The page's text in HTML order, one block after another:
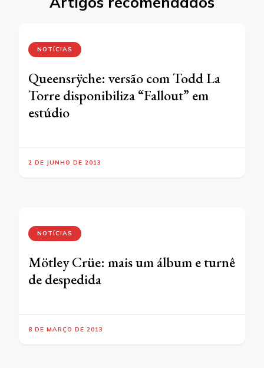
NOTÍCIAS
Queensrÿche: versão com Todd La
Torre disponibiliza “Fallout” em
estúdio
2 DE JUNHO DE 2013
NOTÍCIAS
Mötley Crüe: mais um álbum e turnê
de despedida
8 DE MARÇO DE 2013